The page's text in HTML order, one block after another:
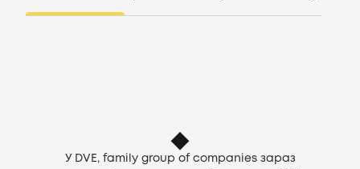
У DVE, family group of companies зараз